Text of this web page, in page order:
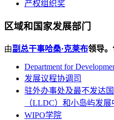
产权组织奖
区域和国家发展部门
由副总干事哈桑·克莱布领导。
Department for
发展议程协调司
驻外办事处及最不发达
（LLDC）和小岛屿发
WIPO学院